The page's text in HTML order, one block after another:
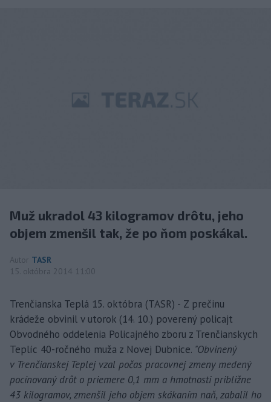
Muž ukradol 43 kilogramov drôtu, jeho
objem zmenšil tak, že po ňom poskákal.
Autor TASR
15. októbra 2014 11:00
Trenčianska Teplá 15. októbra (TASR) - Z prečinu
krádeže obvinil v utorok (14. 10.) poverený policajt
Obvodného oddelenia Policajného zboru z Trenčianskych
Teplíc 40-ročného muža z Novej Dubnice. "Obvinený
v Trenčianskej Teplej vzal počas pracovnej zmeny medený
pocínovaný drôt o priemere 0,1 mm a hmotnosti približne
43 kilogramov, zmenšil jeho objem skákaním naň, zabalil ho